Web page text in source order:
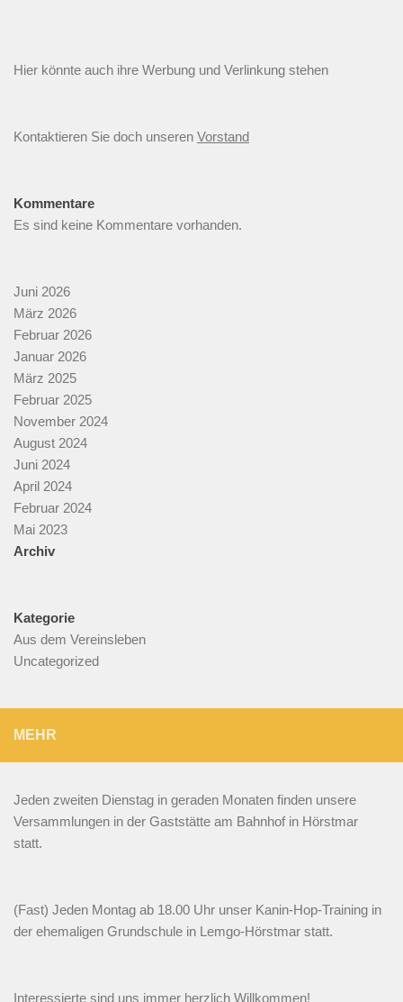
Hier könnte auch ihre Werbung und Verlinkung stehen
Kontaktieren Sie doch unseren Vorstand
Kommentare
Es sind keine Kommentare vorhanden.
Juni 2026
März 2026
Februar 2026
Januar 2026
März 2025
Februar 2025
November 2024
August 2024
Juni 2024
April 2024
Februar 2024
Mai 2023
Archiv
Kategorie
Aus dem Vereinsleben
Uncategorized
MEHR
Jeden zweiten Dienstag in geraden Monaten finden unsere
Versammlungen in der Gaststätte am Bahnhof in Hörstmar
statt.
(Fast) Jeden Montag ab 18.00 Uhr unser Kanin-Hop-Training in
der ehemaligen Grundschule in Lemgo-Hörstmar statt.
Interessierte sind uns immer herzlich Willkommen!